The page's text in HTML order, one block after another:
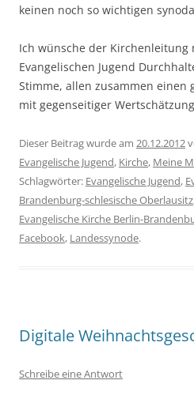
keinen noch so wichtigen
Ich wünsche der Kirchenleitung
Evangelischen Jugend
Stimme, allen zusammen einen
mit gegenseitiger
Dieser Beitrag wurde am 20.12.2012
Evangelische Jugend, Kirche, Meine
Schlagwörter: Evangelische Jugend,
Brandenburg-schlesische Oberlausitz
Evangelische Kirche Berlin-
Facebook, Landessynode.
Digitale
Schreibe eine Antwort